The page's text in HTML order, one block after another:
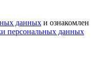
данных и ознакомлен
персональных данных